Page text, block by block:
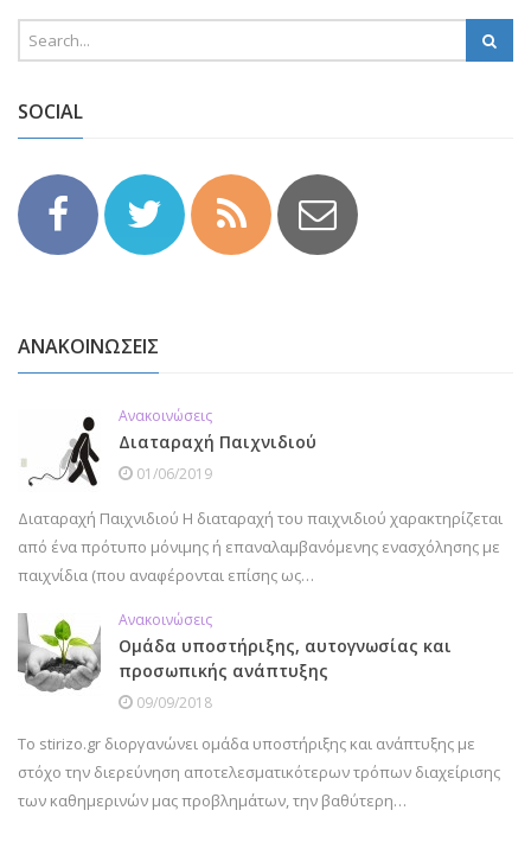
SOCIAL
ΑΝΑΚΟΙΝΩΣΕΙΣ
Ανακοινώσεις
Διαταραχή Παιχνιδιού
01/06/2019
Διαταραχή Παιχνιδιού Η διαταραχή του παιχνιδιού χαρακτηρίζεται
από ένα πρότυπο μόνιμης ή επαναλαμβανόμενης ενασχόλησης με
παιχνίδια (που αναφέρονται επίσης ως…
Ανακοινώσεις
Ομάδα υποστήριξης, αυτογνωσίας και
προσωπικής ανάπτυξης
09/09/2018
Το stirizo.gr διοργανώνει ομάδα υποστήριξης και ανάπτυξης με
στόχο την διερεύνηση αποτελεσματικότερων τρόπων διαχείρισης
των καθημερινών μας προβλημάτων, την βαθύτερη…